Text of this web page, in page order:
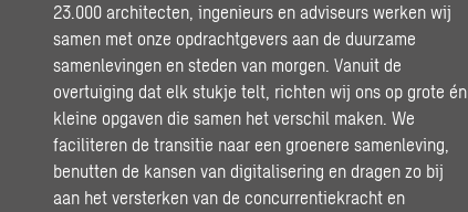
23.000 architecten, ingenieurs en adviseurs werken wij
samen met onze opdrachtgevers aan de duurzame
samenlevingen en steden van morgen. Vanuit de
overtuiging dat elk stukje telt, richten wij ons op grote én
kleine opgaven die samen het verschil maken. We
faciliteren de transitie naar een groenere samenleving,
benutten de kansen van digitalisering en dragen zo bij
aan het versterken van de concurrentiekracht en